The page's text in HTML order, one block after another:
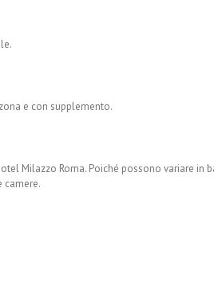
e con supplemento.
Milazzo Roma. Poiché possono variare
camere.